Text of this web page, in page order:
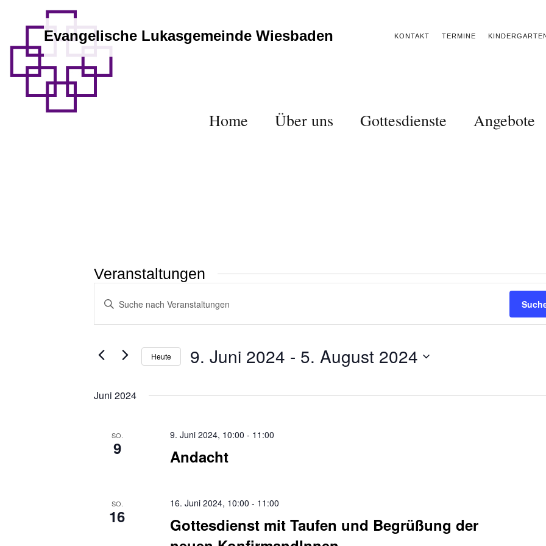
KONTAKT TERMINE
Evangelische Lukasgemeinde Wiesbaden
Home Über uns Gottesdienste Angebote
Veranstaltungen
Suche
und
Ansichten,
Navigation
Schlüsselwort
Suche
Schlüsselwort. Heute 9. Juni 2024 - 5. August 2024
Juni 2024
SO.
9 Andacht
9. Juni 2024, 10:00 - 11:00
SO.
16
Gottesdienst mit Taufen und Begrüßung der
16. Juni 2024, 10:00 - 11:00